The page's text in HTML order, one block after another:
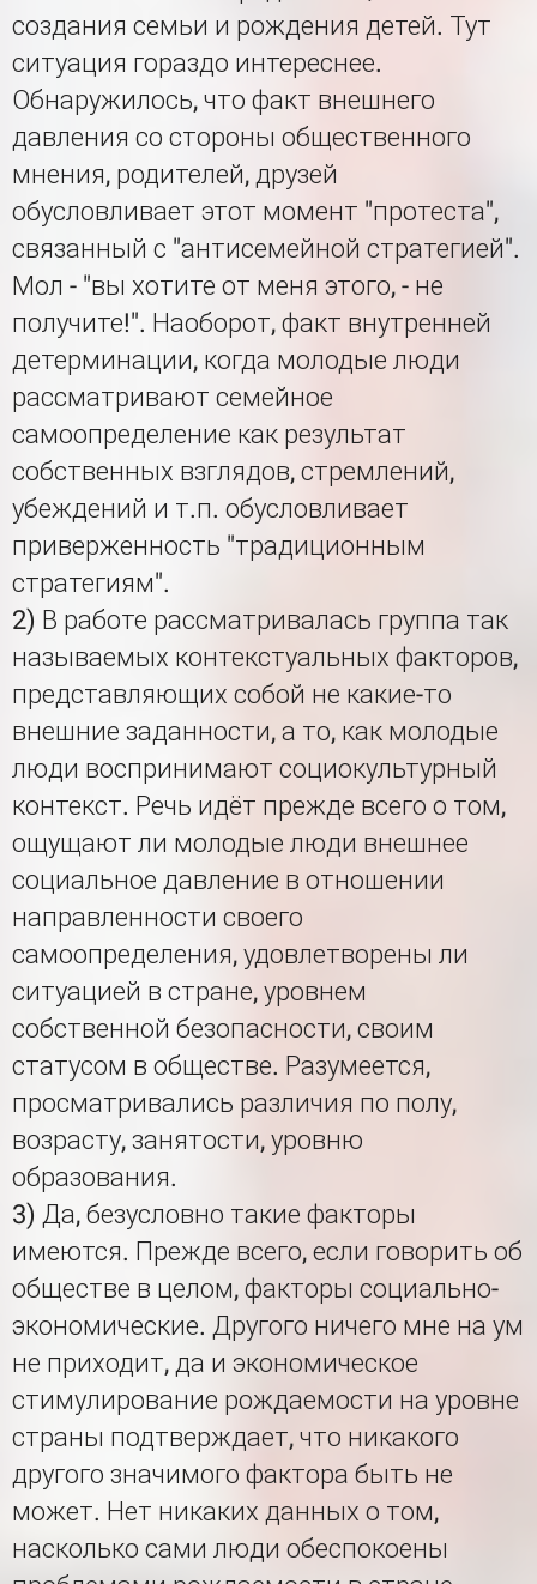
создания семьи и рождения детей. Тут
ситуация гораздо интереснее.
Обнаружилось, что факт внешнего
давления со стороны общественного
мнения, родителей, друзей
обусловливает этот момент "протеста",
связанный с "антисемейной стратегией".
Мол - "вы хотите от меня этого, - не
получите!". Наоборот, факт внутренней
детерминации, когда молодые люди
рассматривают семейное
самоопределение как результат
собственных взглядов, стремлений,
убеждений и т.п. обусловливает
приверженность "традиционным
стратегиям".
2) В работе рассматривалась группа так
называемых контекстуальных факторов,
представляющих собой не какие-то
внешние заданности, а то, как молодые
люди воспринимают социокультурный
контекст. Речь идёт прежде всего о том,
ощущают ли молодые люди внешнее
социальное давление в отношении
направленности своего
самоопределения, удовлетворены ли
ситуацией в стране, уровнем
собственной безопасности, своим
статусом в обществе. Разумеется,
просматривались различия по полу,
возрасту, занятости, уровню
образования.
3) Да, безусловно такие факторы
имеются. Прежде всего, если говорить об
обществе в целом, факторы социально-
экономические. Другого ничего мне на ум
не приходит, да и экономическое
стимулирование рождаемости на уровне
страны подтверждает, что никакого
другого значимого фактора быть не
может. Нет никаких данных о том,
насколько сами люди обеспокоены